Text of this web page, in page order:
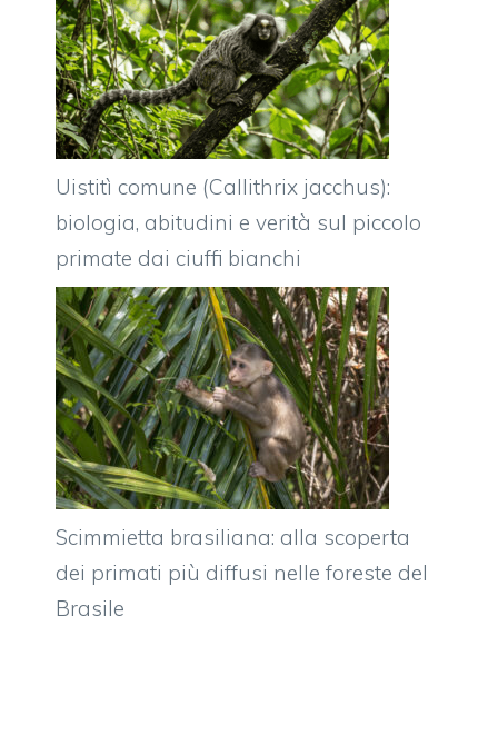
Uistitì comune (Callithrix jacchus):
biologia, abitudini e verità sul piccolo
primate dai ciuffi bianchi
Scimmietta brasiliana: alla scoperta
dei primati più diffusi nelle foreste del
Brasile